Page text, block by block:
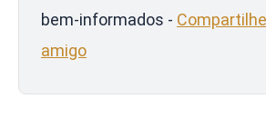
bem-informados -
amigo